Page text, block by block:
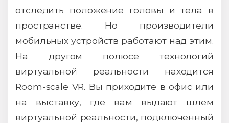
отследить положение головы и тела в
пространстве. Но производители
мобильных устройств работают над этим.
На другом полюсе технологий
виртуальной реальности находится
Room-scale VR. Вы приходите в офис или
на выставку, где вам выдают шлем
виртуальной реальности, подключенный